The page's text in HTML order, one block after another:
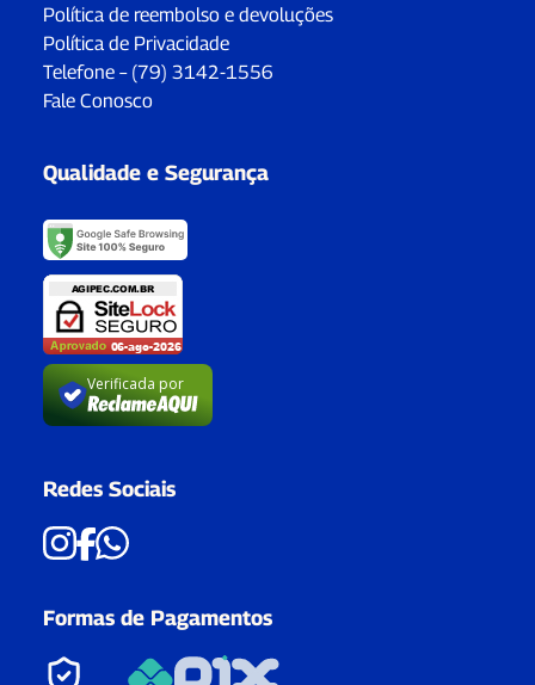
Política de reembolso e devoluções
Política de Privacidade
Telefone – (79) 3142-1556
Fale Conosco
Qualidade e Segurança
Verificada por
Redes Sociais
Formas de Pagamentos